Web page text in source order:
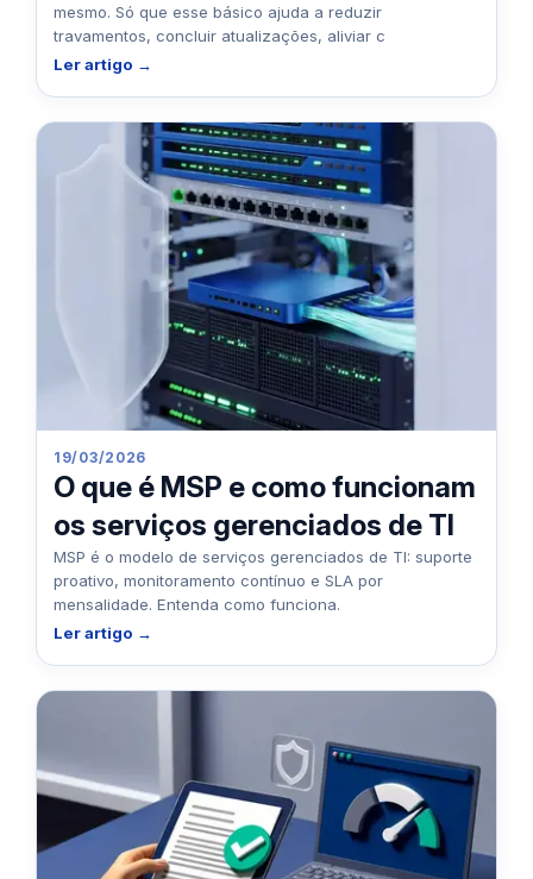
mesmo. Só que esse básico ajuda a reduzir
travamentos, concluir atualizações, aliviar c
Ler artigo →
19/03/2026
O que é MSP e como funcionam
os serviços gerenciados de TI
MSP é o modelo de serviços gerenciados de TI: suporte
proativo, monitoramento contínuo e SLA por
mensalidade. Entenda como funciona.
Ler artigo →